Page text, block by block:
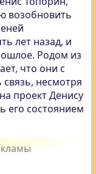
возобновить
лет назад, и
Родом из
что они с
несмотря
проект Денису
его состоянием